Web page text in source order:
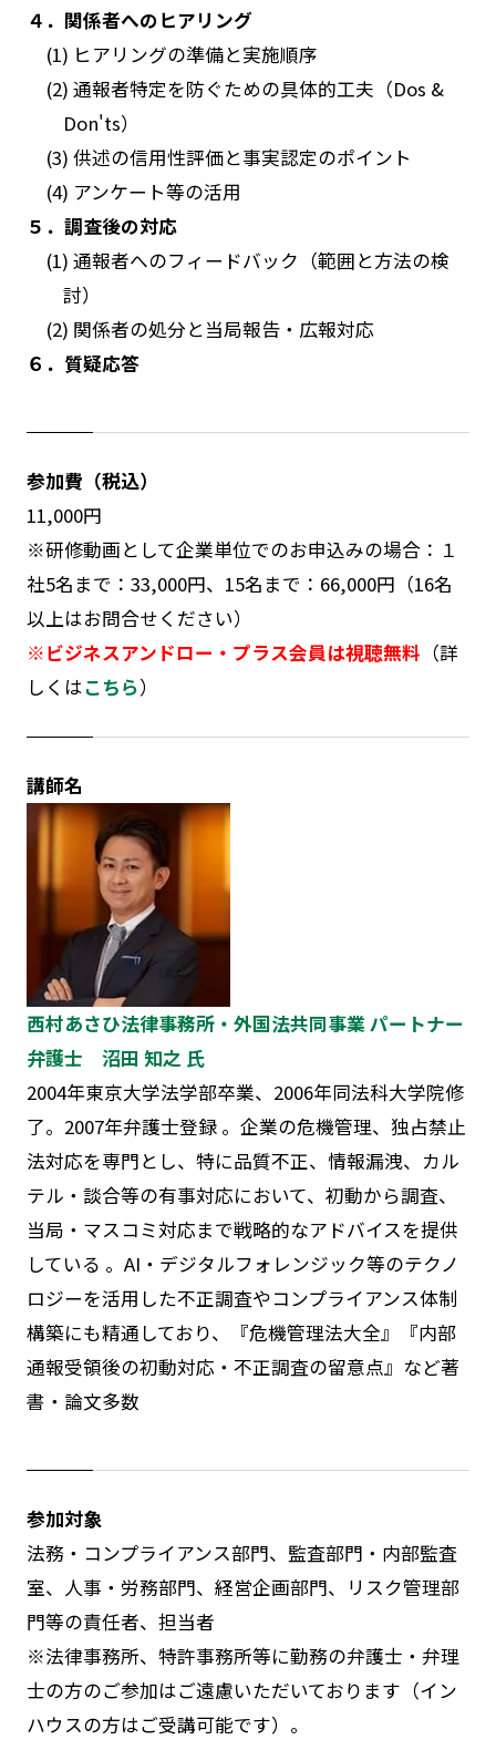
４．関係者へのヒアリング
(1) ヒアリングの準備と実施順序
(2) 通報者特定を防ぐための具体的工夫（Dos &
Don'ts）
(3) 供述の信用性評価と事実認定のポイント
(4) アンケート等の活用
５．調査後の対応
(1) 通報者へのフィードバック（範囲と方法の検
討）
(2) 関係者の処分と当局報告・広報対応
６．質疑応答
参加費（税込）
11,000円
※研修動画として企業単位でのお申込みの場合：１
社5名まで：33,000円、15名まで：66,000円（16名
以上はお問合せください）
※ビジネスアンドロー・プラス会員は視聴無料 （詳
しくはこちら）
講師名
西村あさひ法律事務所・外国法共同事業 パートナー
弁護士 沼田 知之 氏
2004年東京大学法学部卒業、2006年同法科大学院修
了。2007年弁護士登録 。企業の危機管理、独占禁止
法対応を専門とし、特に品質不正、情報漏洩、カル
テル・談合等の有事対応において、初動から調査、
当局・マスコミ対応まで戦略的なアドバイスを提供
している 。AI・デジタルフォレンジック等のテクノ
ロジーを活用した不正調査やコンプライアンス体制
構築にも精通しており、『危機管理法大全』『内部
通報受領後の初動対応・不正調査の留意点』など著
書・論文多数
参加対象
法務・コンプライアンス部門、監査部門・内部監査
室、人事・労務部門、経営企画部門、リスク管理部
門等の責任者、担当者
※法律事務所、特許事務所等に勤務の弁護士・弁理
士の方のご参加はご遠慮いただいております（イン
ハウスの方はご受講可能です）。